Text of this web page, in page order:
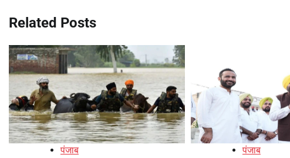
Related Posts
पंजाब पंजाब